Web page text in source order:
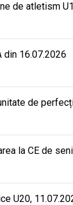
de atletism
din 16.07.2026
de
la CE de
U20,